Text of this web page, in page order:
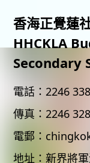
香海正覺蓮
HHCKLA
Secondary
電話： 2246
傳真： 2246
電郵：
地址： 新界將